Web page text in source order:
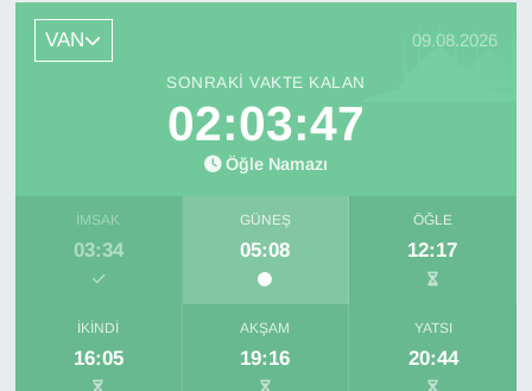
VAN 09.08.2026
SONRAKI VAKTE KALAN
02:03:47
Öğle Namazı
İMSAK
03:34
GÜNEŞ
05:08
ÖĞLE
12:17
İKINDI
16:05
AKŞAM
19:16
YATSI
20:44